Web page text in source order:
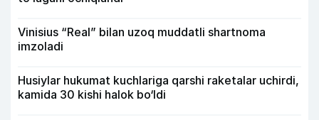
Vinisius “Real” bilan uzoq muddatli shartnoma
imzoladi
Husiylar hukumat kuchlariga qarshi raketalar uchirdi,
kamida 30 kishi halok bo‘ldi